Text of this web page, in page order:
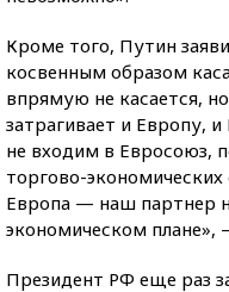
Кроме того, Путин
косвенным образом
впрямую не касается,
затрагивает и Европу,
не входим в Евросоюз,
торгово-
Европа — наш партнер
экономическом
Президент РФ еще раз